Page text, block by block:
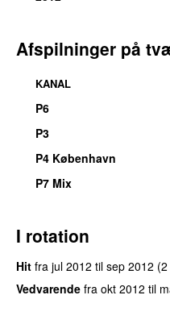
Afspilninger på
KANAL
P6
P3
P4 København
P7 Mix
I rotation
Hit fra jul 2012 til sep 2012
Vedvarende fra okt 2012 til